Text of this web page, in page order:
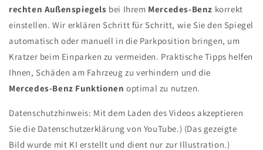
rechten Außenspiegels bei Ihrem Mercedes-Benz korrekt
einstellen. Wir erklären Schritt für Schritt, wie Sie den Spiegel
automatisch oder manuell in die Parkposition bringen, um
Kratzer beim Einparken zu vermeiden. Praktische Tipps helfen
Ihnen, Schäden am Fahrzeug zu verhindern und die
Mercedes-Benz Funktionen optimal zu nutzen.
Datenschutzhinweis: Mit dem Laden des Videos akzeptieren
Sie die Datenschutzerklärung von YouTube.) (Das gezeigte
Bild wurde mit KI erstellt und dient nur zur Illustration.)